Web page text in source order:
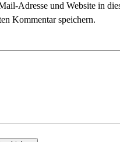
Adresse und Website in
Kommentar speichern.